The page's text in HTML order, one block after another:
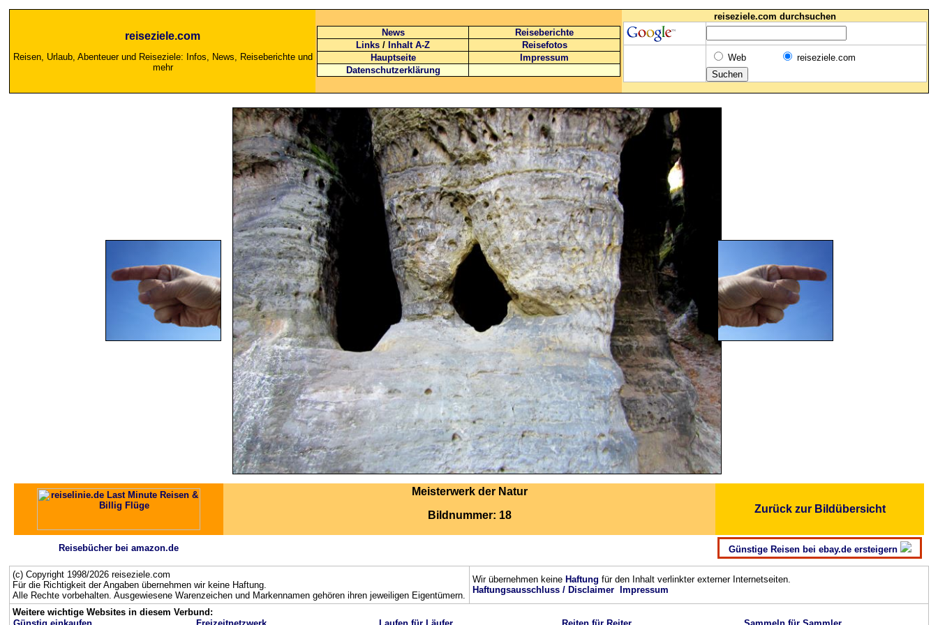
reiseziele.com
Reisen, Urlaub, Abenteuer und Reiseziele: Infos, News, Reiseberichte und
mehr
News
Reiseberichte
Links / Inhalt A-Z
Reisefotos
Hauptseite
Impressum
Datenschutzerklärung
reiseziele.com durchsuchen
Web reiseziele.com
Meisterwerk der Natur
Bildnummer: 18
Zurück zur Bildübersicht
Reisebücher bei amazon.de Günstige Reisen bei ebay.de ersteigern
(c) Copyright 1998/2026 reiseziele.com
Für die Richtigkeit der Angaben übernehmen wir keine Haftung.
Alle Rechte vorbehalten. Ausgewiesene Warenzeichen und Markennamen gehören ihren jeweiligen Eigentümern.
Wir übernehmen keine Haftung für den Inhalt verlinkter externer Internetseiten.
Haftungsausschluss / Disclaimer
Impressum
Weitere wichtige Websites in diesem Verbund: